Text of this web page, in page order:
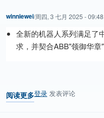
winniewei/周四, 3 七月 2025 - 09:48
全新的机器人系列满足了
求，并契合ABB"领御华章
阅读更多
关于 ABB推出三大全新机器人
登录 发表评论